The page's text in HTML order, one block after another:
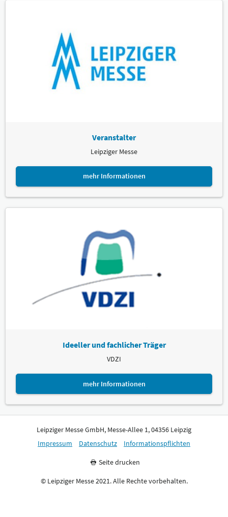
Veranstalter
Leipziger Messe
mehr Informationen
Ideeller und fachlicher Träger
VDZI
mehr Informationen
Leipziger Messe GmbH, Messe-Allee 1, 04356 Leipzig
Impressum
Datenschutz Informationspflichten
Seite drucken
© Leipziger Messe 2021. Alle Rechte vorbehalten.